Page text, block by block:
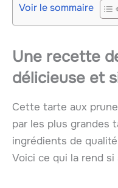
Voir le sommaire
Une recette
délicieuse et
Cette tarte aux
par les plus grandes
ingrédients de
Voici ce qui la rend si